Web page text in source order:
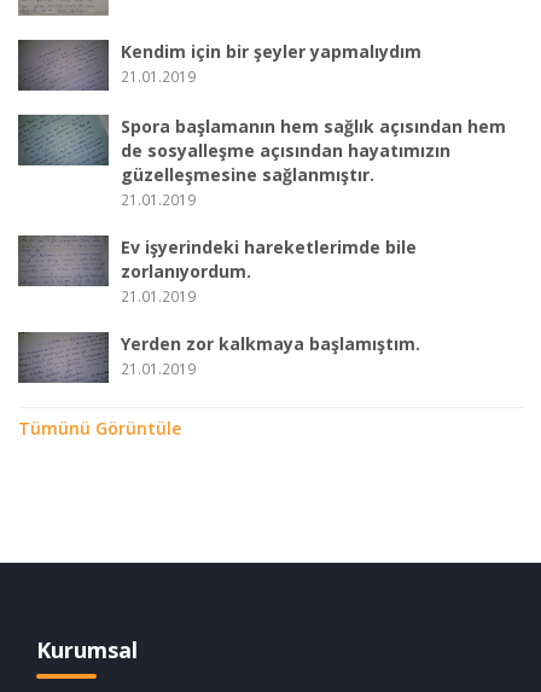
Kendim için bir şeyler yapmalıydım
21.01.2019
Spora başlamanın hem sağlık açısından hem
de sosyalleşme açısından hayatımızın
güzelleşmesine sağlanmıştır.
21.01.2019
Ev işyerindeki hareketlerimde bile
zorlanıyordum.
21.01.2019
Yerden zor kalkmaya başlamıştım.
21.01.2019
Tümünü Görüntüle
Kurumsal